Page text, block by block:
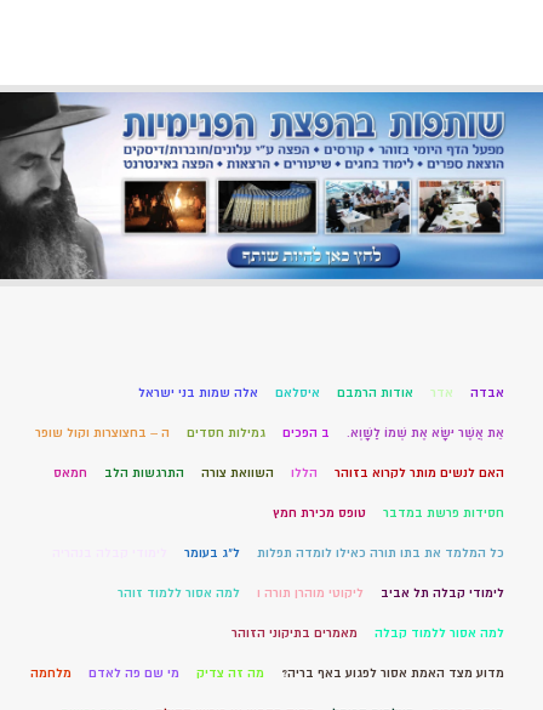
אבדה אדר אודות הרמבם איסלאם אלה שמות בני ישראל
אֵת אֲשֶׁר יִשָּׂא אֶת שְׁמוֹ לַשָּׁוְא. ב הפכים גמילות חסדים ה – בחצוצרות וקול שופר
האם לנשים מותר לקרוא בזוהר הללו השוואת צורה התרגשות הלב חמאס
חסידות פרשת במדבר טופס מכירת חמץ
כל המלמד את בתו תורה כאילו לומדה תפלות ל"ג בעומר
לימודי קבלה תל אביב ליקוטי מוהרן תורה ו למה אסור ללמוד זוהר
למה אסור ללמוד קבלה מאמרים בתיקוני הזוהר
מדוע מצד האמת אסור לפגוע באף בריה? מה זה צדיק מי שם פה לאדם מלחמה